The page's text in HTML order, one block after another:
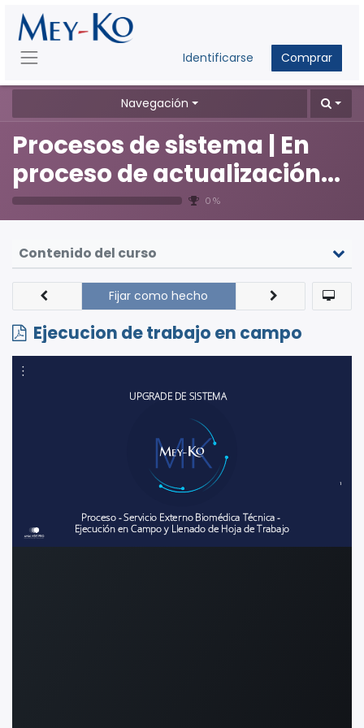
Identificarse Comprar
Navegación
Procesos de sistema | En
proceso de actualización...
0 %
Contenido del curso
Ejecucion de trabajo en campo
Fijar como hecho